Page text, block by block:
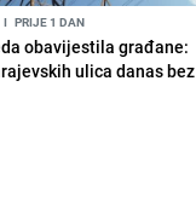
I PRIJE 1 DAN
obavijestila građane:
ulica danas bez